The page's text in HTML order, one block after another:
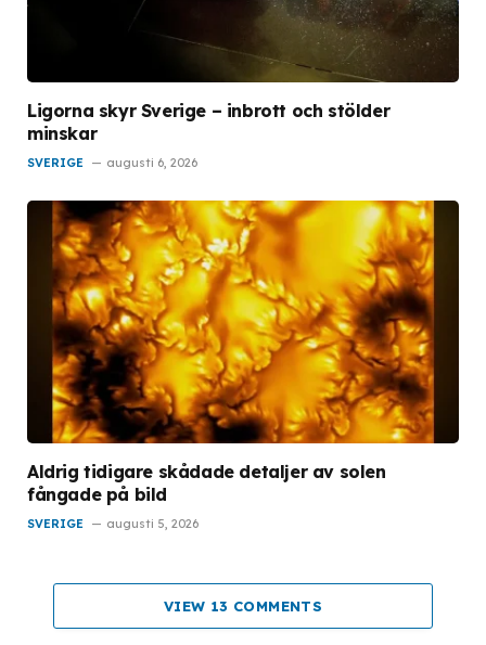
Ligorna skyr Sverige – inbrott och stölder
minskar
SVERIGE augusti 6, 2026
Aldrig tidigare skådade detaljer av solen
fångade på bild
SVERIGE augusti 5, 2026
VIEW 13 COMMENTS